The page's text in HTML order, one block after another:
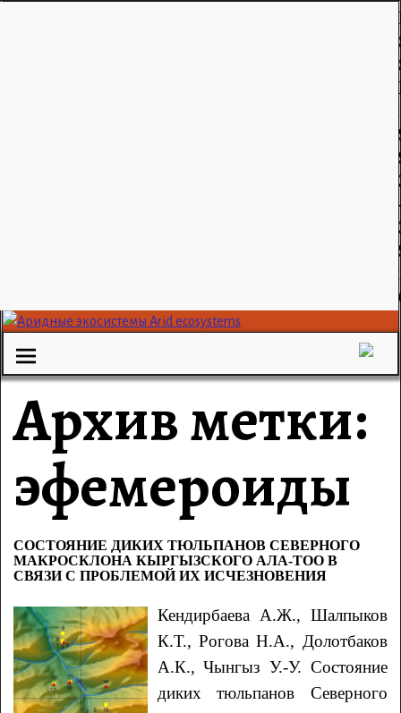
Архив метки:
эфемероиды
СОСТОЯНИЕ ДИКИХ ТЮЛЬПАНОВ СЕВЕРНОГО
МАКРОСКЛОНА КЫРГЫЗСКОГО АЛА-ТОО В
СВЯЗИ С ПРОБЛЕМОЙ ИХ ИСЧЕЗНОВЕНИЯ
Кендирбаева А.Ж., Шалпыков
К.Т., РоговаН.А., Долотбаков
А.К., ЧынгызУ.-У. Состояние
диких тюльпанов Северного